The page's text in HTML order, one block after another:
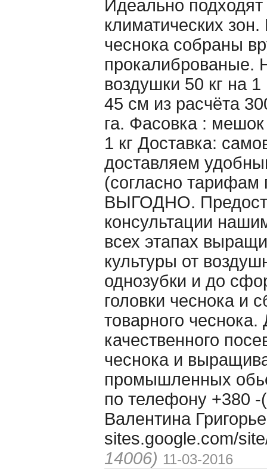
Идеально
климатических
чеснока собраны
прокалиброваные.
воздушки 50 кг на
45 см из расчёта
га. Фасовка :
1 кг Доставка:
доставляем
(согласно тарифам
ВЫГОДНО.
консультации
всех этапах
культуры от
однозубки и до
головки чеснока и
товарного чеснока.
качественного
чеснока и
промышленных
по телефону +380
Валентина
sites.google.com/
14006) 11-03-2016